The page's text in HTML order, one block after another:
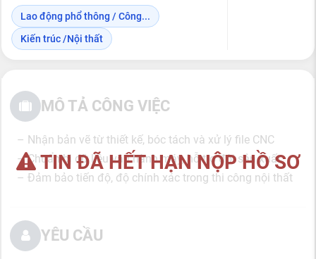
Lao động phổ thông / Công...
Kiến trúc /Nội thất
TIN ĐÃ HẾT HẠN NỘP HỒ SƠ
MÔ TẢ CÔNG VIỆC
– Nhận bản vẽ từ thiết kế, bóc tách và xử lý file CNC
– Chuẩn bị dữ liệu vận hành máy, hỗ trợ đội sản xuất
– Đảm bảo tiến độ, độ chính xác trong thi công nội thất
YÊU CẦU